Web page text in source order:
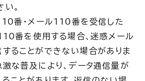
。
番・メール110番を受信した
番を使用する場合、迷惑メール
ることができない場合がありま
激な普及により、データ通信量が